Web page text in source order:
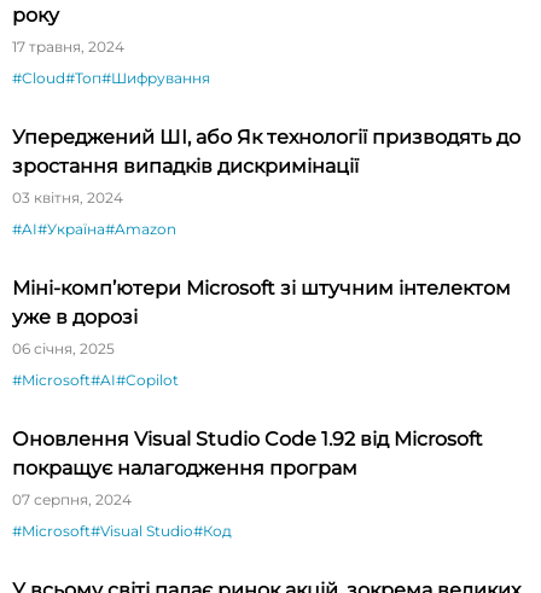
року
17 травня, 2024
#Cloud#Топ#Шифрування
Упереджений ШІ, або Як технології призводять до
зростання випадків дискримінації
03 квітня, 2024
#AI#Україна#Amazon
Міні-комп’ютери Microsoft зі штучним інтелектом
уже в дорозі
06 січня, 2025
#Microsoft#AI#Copilot
Оновлення Visual Studio Code 1.92 від Microsoft
покращує налагодження програм
07 серпня, 2024
#Microsoft#Visual Studio#Код